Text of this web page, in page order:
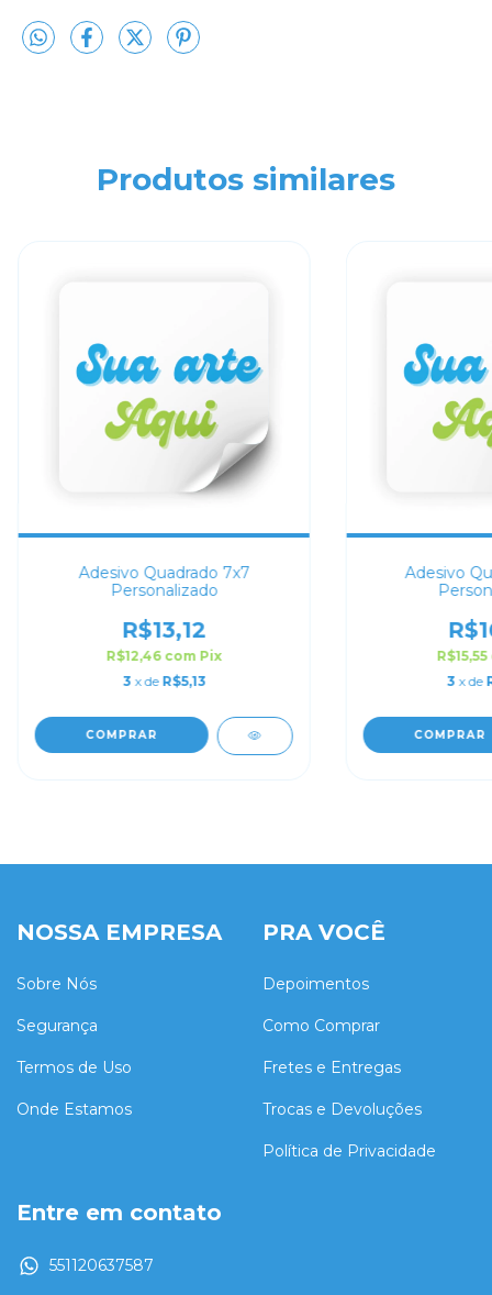
Produtos similares
Adesivo Quadrado 7x7
Personalizado
R$13,12
R$12,46 com Pix
3 x de R$5,13
COMPRAR
Adesivo
R$15,55
3 x de
COMPRAR
NOSSA EMPRESA
Sobre Nós
Segurança
Termos de Uso
Onde Estamos
PRA VOCÊ
Depoimentos
Como Comprar
Fretes e Entregas
Trocas e Devoluções
Política de Privacidade
Entre em contato
551120637587